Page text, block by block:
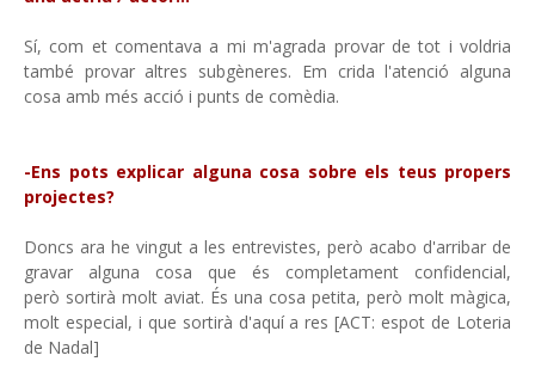
Sí, com et comentava a mi m'agrada provar de tot i voldria
també provar altres subgèneres. Em crida l'atenció alguna
cosa amb més acció i punts de comèdia.
-Ens pots explicar alguna cosa sobre els teus propers
projectes?
Doncs ara he vingut a les entrevistes, però acabo d'arribar de
gravar alguna cosa que és completament confidencial,
però sortirà molt aviat. És una cosa petita, però molt màgica,
molt especial, i que sortirà d'aquí a res [ACT: espot de Loteria
de Nadal]